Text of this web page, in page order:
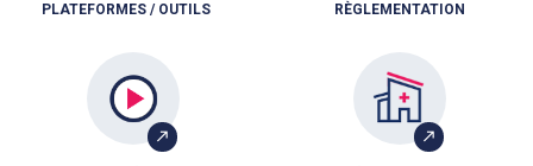
PLATEFORMES / OUTILS RÈGLEMENTATION